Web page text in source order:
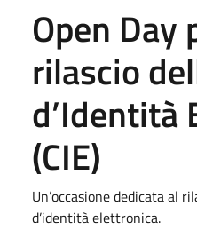
Open Day
rilascio
d’Identità
(CIE)
Un’occasione dedicata al
d’identità elettronica.